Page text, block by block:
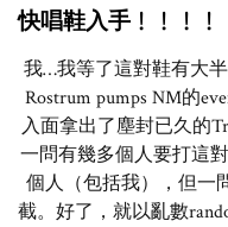
快唱鞋入手﹗﹗﹗﹗
我…我等了這對鞋有大
Rostrum pumps NM的
入面拿出了塵封已久的
一問有幾多個人要打這
個人（包括我），但一
截。好了，就以亂數